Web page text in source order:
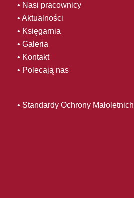
• Nasi pracownicy
• Aktualności
• Księgarnia
• Galeria
• Kontakt
• Polecają nas
• Standardy Ochrony Małoletnich